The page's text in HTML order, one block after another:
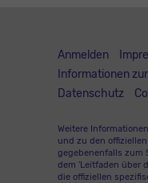
Anmelden
Informationen
Datenschutz
Weitere
und zu den
gegebenenfalls zum
dem 'Leitfaden über
die offiziellen